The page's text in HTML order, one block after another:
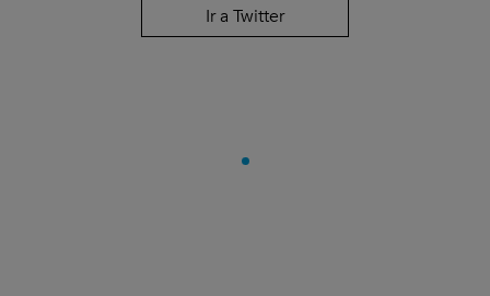
Ir a Twitter